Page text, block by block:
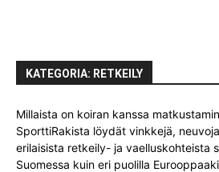
KATEGORIA: RETKEILY
Millaista on koiran kanssa
SporttiRakista löydät vinkkejä,
erilaisista retkeily- ja vaelluskohteista
Suomessa kuin eri puolilla